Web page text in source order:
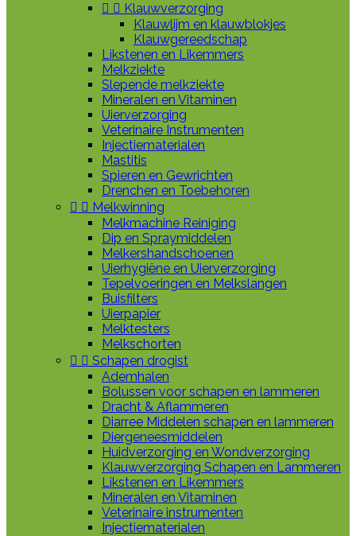
  Klauwverzorging
Klauwlijm en klauwblokjes
Klauwgereedschap
Likstenen en Likemmers
Melkziekte
Slepende melkziekte
Mineralen en Vitaminen
Uierverzorging
Veterinaire Instrumenten
Injectiematerialen
Mastitis
Spieren en Gewrichten
Drenchen en Toebehoren
  Melkwinning
Melkmachine Reiniging
Dip en Spraymiddelen
Melkershandschoenen
Uierhygiëne en Uierverzorging
Tepelvoeringen en Melkslangen
Buisfilters
Uierpapier
Melktesters
Melkschorten
  Schapen drogist
Ademhalen
Bolussen voor schapen en lammeren
Dracht & Aflammeren
Diarree Middelen schapen en lammeren
Diergeneesmiddelen
Huidverzorging en Wondverzorging
Klauwverzorging Schapen en Lammeren
Likstenen en Likemmers
Mineralen en Vitaminen
Veterinaire instrumenten
Injectiematerialen